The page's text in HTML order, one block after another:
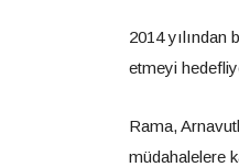
2014 yılından
etmeyi
Rama,
müdahalelere